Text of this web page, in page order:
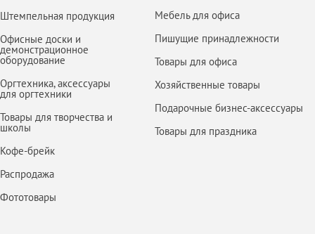
Штемпельная продукция
Офисные доски и
демонстрационное
оборудование
Оргтехника, аксессуары
для оргтехники
Товары для творчества и
школы
Кофе-брейк
Распродажа
Фототовары
Мебель для офиса
Пишущие принадлежности
Товары для офиса
Хозяйственные товары
Подарочные бизнес-аксессуары
Товары для праздника